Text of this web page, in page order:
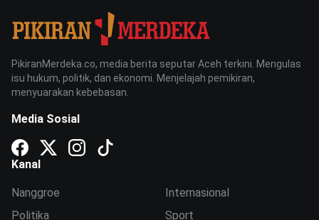
PikiranMerdeka.co, media berita seputar Aceh terkini. Mengulas
isu hukum, politik, dan ekonomi. Menjelajah pemikiran,
menyuarakan kebebasan.
Media Sosial
Kanal
Nanggroe
Politika
Internasional
Sport